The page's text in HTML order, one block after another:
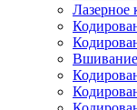
Лазерное